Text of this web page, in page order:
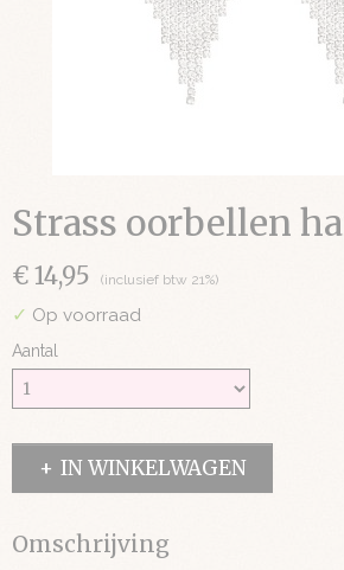
Strass oorbellen
€ 14,95 (inclusief btw 21%)
✓ Op voorraad
Aantal
IN WINKELWAGEN
Omschrijving